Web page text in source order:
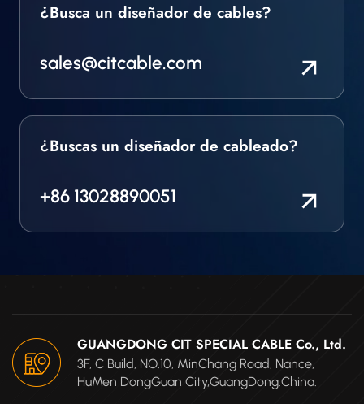
¿Busca un diseñador de cables?
sales@citcable.com
¿Buscas un diseñador de cableado?
+86 13028890051
GUANGDONG CIT SPECIAL CABLE Co., Ltd.
3F, C Build, NO.10, MinChang Road, Nance,
HuMen DongGuan City,GuangDong.China.